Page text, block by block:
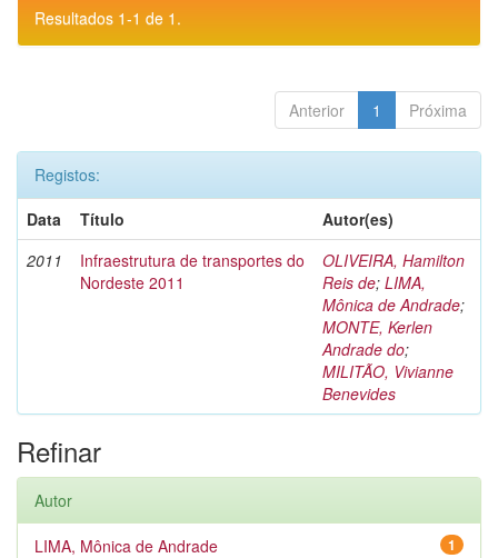
Resultados 1-1 de 1.
Anterior 1 Próxima
Registos:
Data
Título
Autor(es)
2011
Infraestrutura de transportes do
Nordeste 2011
OLIVEIRA, Hamilton
Reis de; LIMA,
Mônica de Andrade;
MONTE, Kerlen
Andrade do;
MILITÃO, Vivianne
Benevides
Refinar
Autor
1
LIMA, Mônica de Andrade